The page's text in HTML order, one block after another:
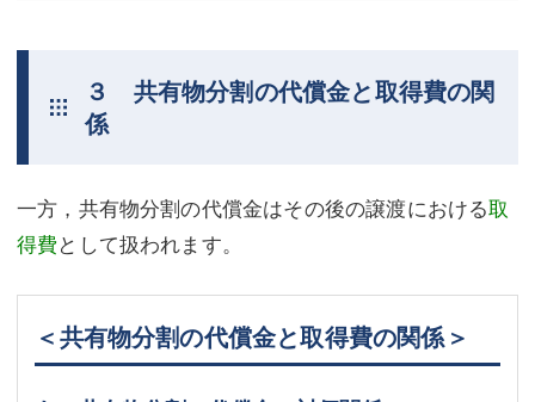
３ 共有物分割の代償金と取得費の関
係
一方，共有物分割の代償金はその後の譲渡における取
得費として扱われます。
＜共有物分割の代償金と取得費の関係＞